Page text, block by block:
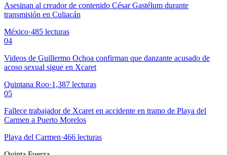
Asesinan al creador de contenido César Gastélum durante
transmisión en Culiacán
México·485 lecturas
04
Videos de Guillermo Ochoa confirman que danzante acusado de
acoso sexual sigue en Xcaret
Quintana Roo·1,387 lecturas
05
Fallece trabajador de Xcaret en accidente en tramo de Playa del
Carmen a Puerto Morelos
Playa del Carmen·466 lecturas